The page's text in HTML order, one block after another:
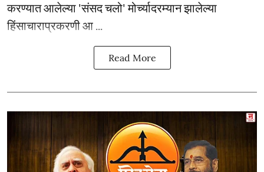
करण्यात आलेल्या 'संसद चलो' मोर्च्यादरम्यान झालेल्या
हिंसाचाराप्रकरणी आ ...
Read More